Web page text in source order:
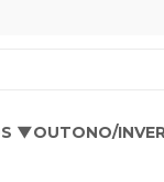
▼OUTONO/